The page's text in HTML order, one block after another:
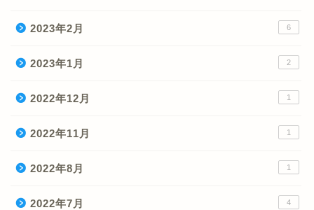
2023年2月 6
2023年1月 2
2022年12月 1
2022年11月 1
2022年8月 1
2022年7月 4